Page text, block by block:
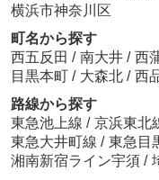
横浜市神奈川区
町名から探す
西五反田 / 南大井 / 西
目黒本町 / 大森北 / 西
路線から探す
東急池上線 / 京浜東北
東急大井町線 / 東急目
湘南新宿ライン宇須 /